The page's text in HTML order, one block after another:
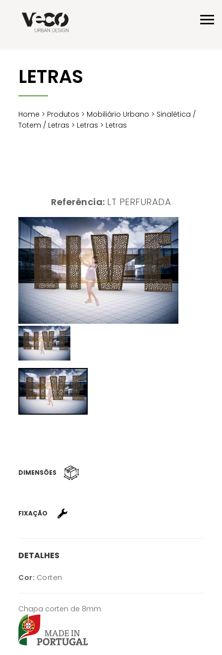
LETRAS
Home > Produtos > Mobiliário Urbano > Sinalética /
Totem / Letras > Letras > Letras
Referência: LT PERFURADA
DIMENSÕES
FIXAÇÃO
DETALHES
Cor: Corten
Chapa corten de 8mm